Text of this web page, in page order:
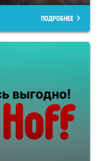
ПОДРОБНЕЕ